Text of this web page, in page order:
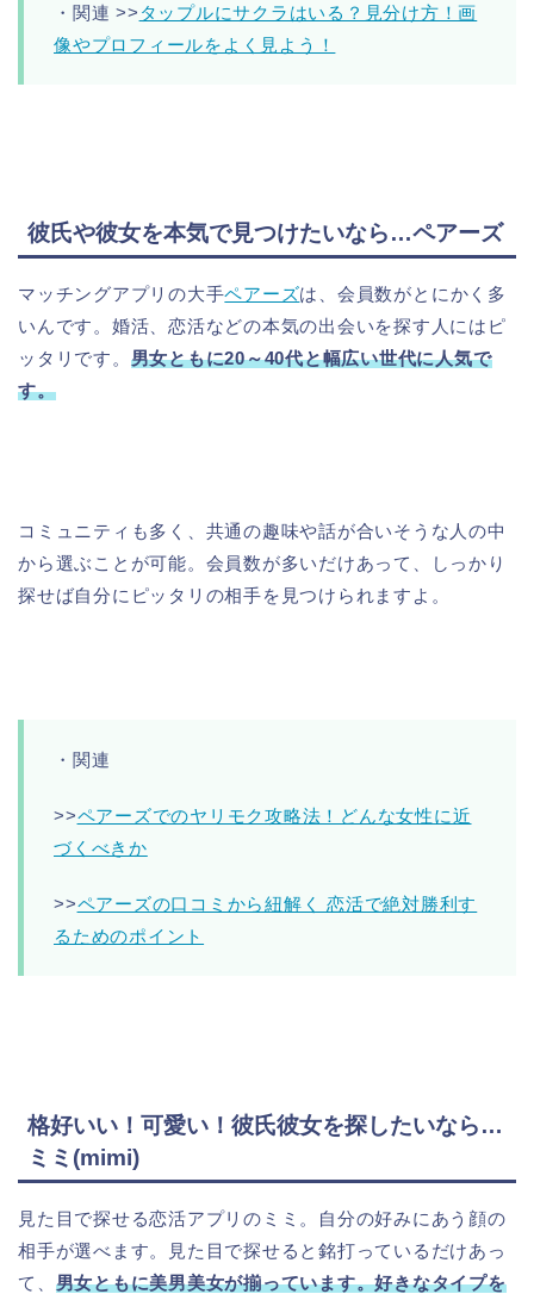
・関連 >> タップルにサクラはいる？見分け方！画
像やプロフィールをよく見よう！
彼氏や彼女を本気で見つけたいなら…ペアーズ
マッチングアプリの大手ペアーズは、会員数がとにかく多
いんです。婚活、恋活などの本気の出会いを探す人にはピ
ッタリです。 男女ともに20～40代と幅広い世代に人気で
す。
コミュニティも多く、共通の趣味や話が合いそうな人の中
から選ぶことが可能。会員数が多いだけあって、しっかり
探せば自分にピッタリの相手を見つけられますよ。
・関連
>>ペアーズでのヤリモク攻略法！どんな女性に近
づくべきか
>>ペアーズの口コミから紐解く 恋活で絶対勝利す
るためのポイント
格好いい！可愛い！彼氏彼女を探したいなら…
ミミ(mimi)
見た目で探せる恋活アプリのミミ。自分の好みにあう顔の
相手が選べます。見た目で探せると銘打っているだけあっ
て、 男女ともに美男美女が揃っています。好きなタイプを